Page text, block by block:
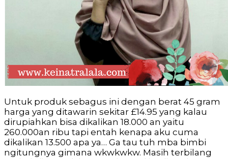
Untuk produk sebagus ini dengan berat 45 gram
harga yang ditawarin sekitar £14.95 yang kalau
dirupiahkan bisa dikalikan 18.000 an yaitu
260.000an ribu tapi entah kenapa aku cuma
dikalikan 13.500 apa ya… Ga tau tuh mba bimbi
ngitungnya gimana wkwkwkw. Masih terbilang